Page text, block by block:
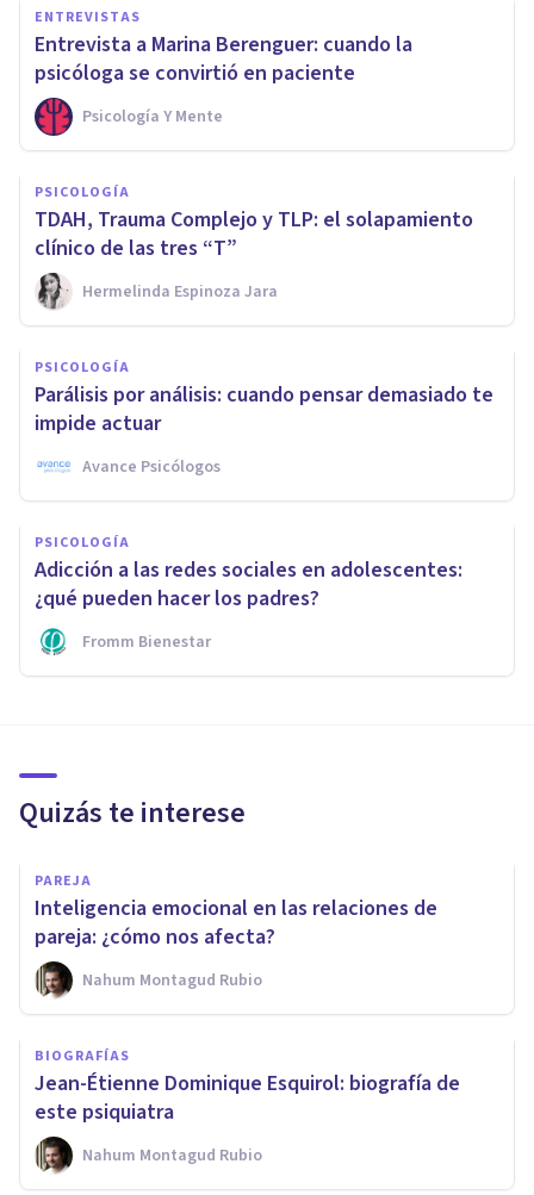
ENTREVISTAS
Entrevista a Marina Berenguer: cuando la
psicóloga se convirtió en paciente
Psicología Y Mente
PSICOLOGÍA
TDAH, Trauma Complejo y TLP: el solapamiento
clínico de las tres “T”
Hermelinda Espinoza Jara
PSICOLOGÍA
Parálisis por análisis: cuando pensar demasiado te
impide actuar
Avance Psicólogos
PSICOLOGÍA
Adicción a las redes sociales en adolescentes:
¿qué pueden hacer los padres?
Fromm Bienestar
Quizás te interese
PAREJA
Inteligencia emocional en las relaciones de
pareja: ¿cómo nos afecta?
Nahum Montagud Rubio
BIOGRAFÍAS
Jean-Étienne Dominique Esquirol: biografía de
este psiquiatra
Nahum Montagud Rubio